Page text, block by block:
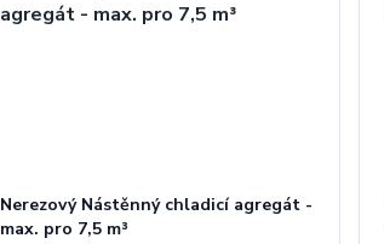
Nerezový Nástěnný chladicí agregát -
max. pro 7,5 m³